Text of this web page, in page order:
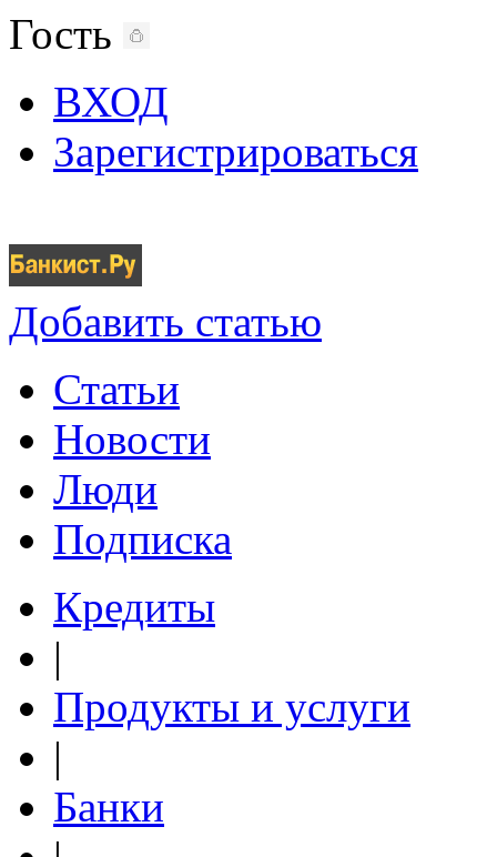
Гость
ВХОД
Зарегистрироваться
Добавить статью
Статьи
Новости
Люди
Подписка
Кредиты
|
Продукты и услуги
|
Банки